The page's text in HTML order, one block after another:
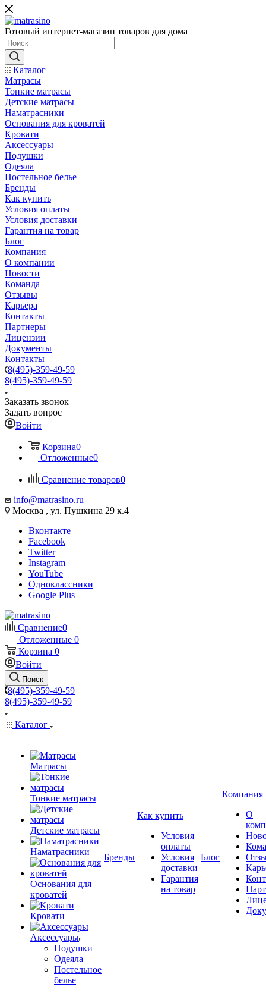
Готовый интернет-магазин товаров для дома
Каталог
Матрасы
Тонкие матрасы
Детские матрасы
Наматрасники
Основания для кроватей
Кровати
Аксессуары
Подушки
Одеяла
Постельное белье
Бренды
Как купить
Условия оплаты
Условия доставки
Гарантия на товар
Блог
Компания
О компании
Новости
Команда
Отзывы
Карьера
Контакты
Партнеры
Лицензии
Документы
Контакты
8(495)-359-49-59
8(495)-359-49-59
Заказать звонок
Задать вопрос
Войти
Корзина0
Отложенные0
Сравнение товаров0
info@matrasino.ru
Москва , ул. Пушкина 29 к.4
Вконтакте
Facebook
Twitter
Instagram
YouTube
Одноклассники
Google Plus
Сравнение0
Отложенные 0
Корзина 0
Войти
Поиск
8(495)-359-49-59
8(495)-359-49-59
Каталог
Матрасы
Тонкие матрасы
Детские матрасы
Наматрасники
Основания для
кроватей
Кровати
Аксессуары
Подушки
Одеяла
Постельное
белье
Бренды
Как купить
Условия
оплаты
Условия
доставки
Гарантия
на товар
Блог
Компания
О